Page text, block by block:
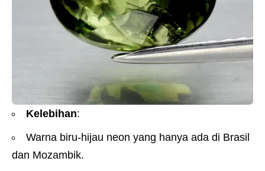
Kelebihan:
Warna biru-hijau neon yang hanya ada di Brasil
dan Mozambik.